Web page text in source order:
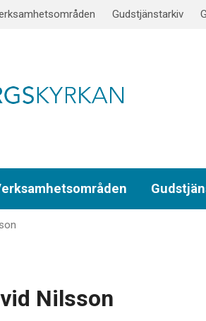
Gudstjänstarkiv
Nilsson